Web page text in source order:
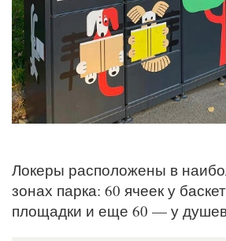
Локеры расположены в
зонах парка: 60 ячеек у
площадки и еще 60 — у